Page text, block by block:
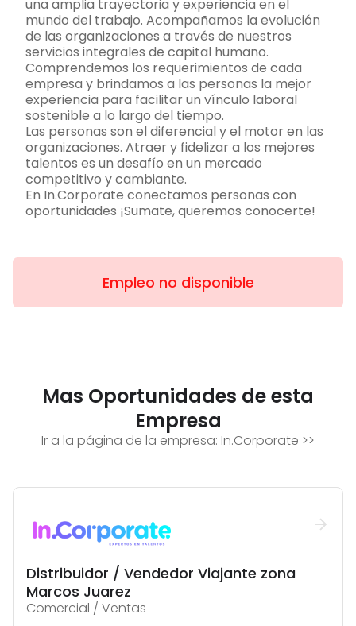
una amplia trayectoria y experiencia en el
mundo del trabajo. Acompañamos la evolución
de las organizaciones a través de nuestros
servicios integrales de capital humano.
Comprendemos los requerimientos de cada
empresa y brindamos a las personas la mejor
experiencia para facilitar un vínculo laboral
sostenible a lo largo del tiempo.
Las personas son el diferencial y el motor en las
organizaciones. Atraer y fidelizar a los mejores
talentos es un desafío en un mercado
competitivo y cambiante.
En In.Corporate conectamos personas con
oportunidades ¡Sumate, queremos conocerte!
Empleo no disponible
Mas Oportunidades de esta
Empresa
Ir a la página de la empresa: In.Corporate >>
Distribuidor / Vendedor Viajante zona
Marcos Juarez
Comercial / Ventas